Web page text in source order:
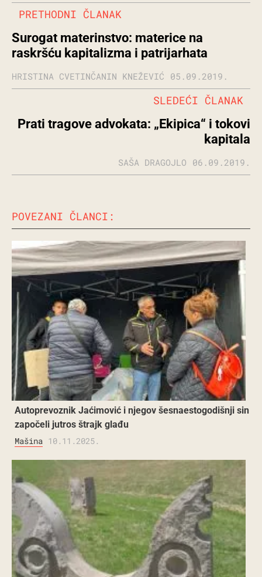
PRETHODNI ČLANAK
Surogat materinstvo: materice na
raskršću kapitalizma i patrijarhata
HRISTINA CVETINČANIN KNEŽEVIĆ 05.09.2019.
Prati tragove advokata: „Ekipica“ i tokovi
kapitala
SLEDEĆI ČLANAK
SAŠA DRAGOJLO 06.09.2019.
POVEZANI ČLANCI:
Autoprevoznik Jaćimović i njegov šesnaestogodišnji sin
započeli jutros štrajk glađu
Mašina 10.11.2025.